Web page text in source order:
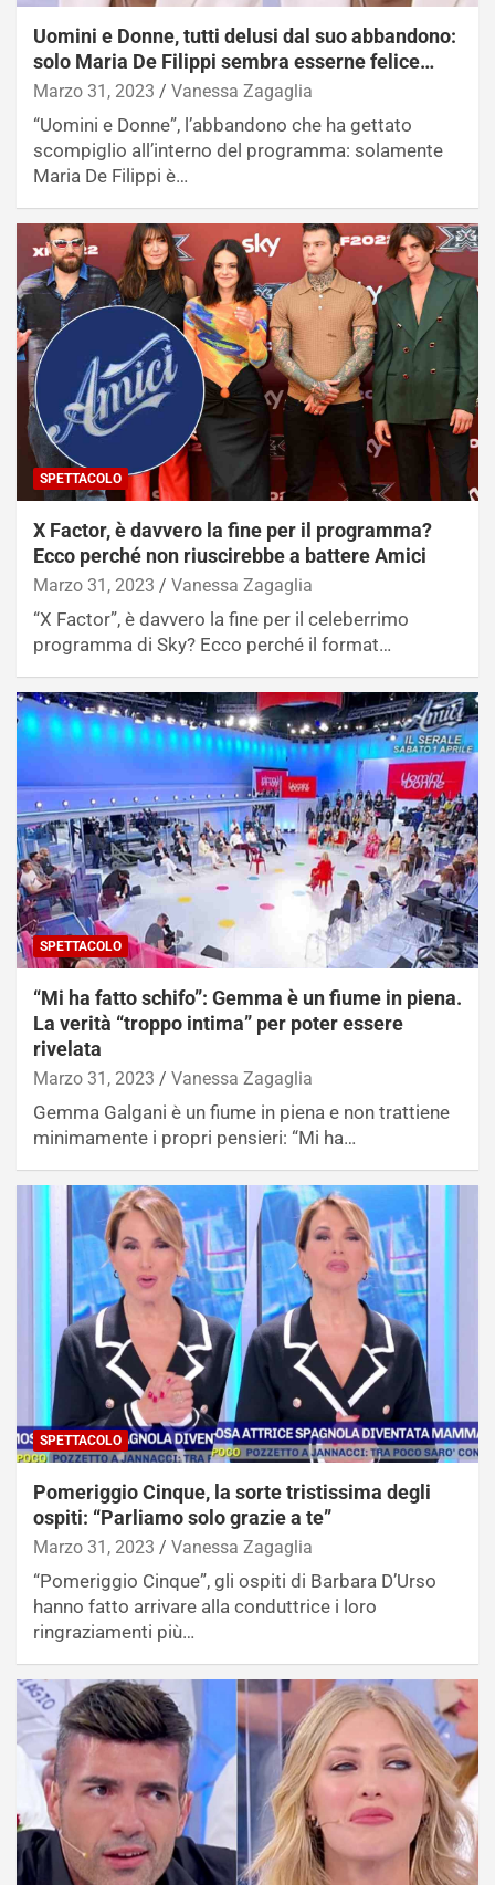
Uomini e Donne, tutti delusi dal suo abbandono:
solo Maria De Filippi sembra esserne felice…
Marzo 31, 2023 Vanessa Zagaglia
“Uomini e Donne”, l’abbandono che ha gettato
scompiglio all’interno del programma: solamente
Maria De Filippi è…
SPETTACOLO
X Factor, è davvero la fine per il programma?
Ecco perché non riuscirebbe a battere Amici
Marzo 31, 2023 Vanessa Zagaglia
“X Factor”, è davvero la fine per il celeberrimo
programma di Sky? Ecco perché il format…
SPETTACOLO
“Mi ha fatto schifo”: Gemma è un fiume in piena.
La verità “troppo intima” per poter essere
rivelata
Marzo 31, 2023 Vanessa Zagaglia
Gemma Galgani è un fiume in piena e non trattiene
minimamente i propri pensieri: “Mi ha…
SPETTACOLO
Pomeriggio Cinque, la sorte tristissima degli
ospiti: “Parliamo solo grazie a te”
Marzo 31, 2023 Vanessa Zagaglia
“Pomeriggio Cinque”, gli ospiti di Barbara D’Urso
hanno fatto arrivare alla conduttrice i loro
ringraziamenti più…